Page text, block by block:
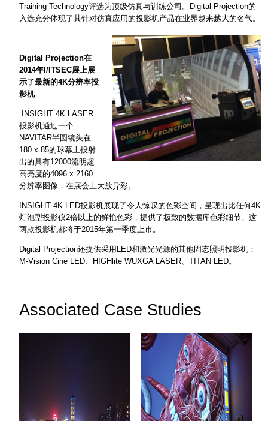
Training Technology评选为顶级仿真与训练公司。Digital Projection的
入选充分体现了其针对仿真应用的投影机产品在业界越来越大的名气。
Digital Projection在
2014年 I/ITSEC展上展
示了最新的4K分辨率投
影机
INSIGHT 4K LASER
投影机通过一个
NAVITAR半圆镜头在
180 x 85的球幕上投射
出的具有12000流明超
高亮度的4096 x 2160
分辨率图像，在展会上大放异彩。
INSIGHT 4K LED投影机展现了令人惊叹的色彩空间，呈现出比任何4K
灯泡型投影仪2倍以上的鲜艳色彩，提供了极致的数据库色彩细节。这
两款投影机都将于2015年第一季度上市。
Digital Projection还提供采用LED和激光光源的其他固态照明投影机：
M-Vision Cine LED、HIGHlite WUXGA LASER、TITAN LED。
Associated Case Studies